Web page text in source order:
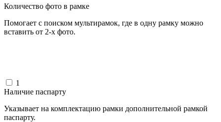
Количество фото в рамке
Помогает с поиском мультирамок, где в одну рамку можно
вставить от 2-х фото.
1
Наличие паспарту
Указывает на комплектацию рамки дополнительной рамкой
паспарту.